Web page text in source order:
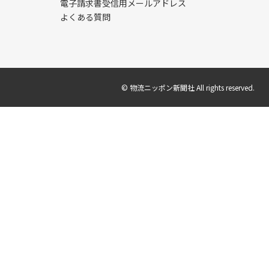
電子請求書受信用メールアドレス
よくある質問
© 物流ニッポン新聞社 All rights reserved.